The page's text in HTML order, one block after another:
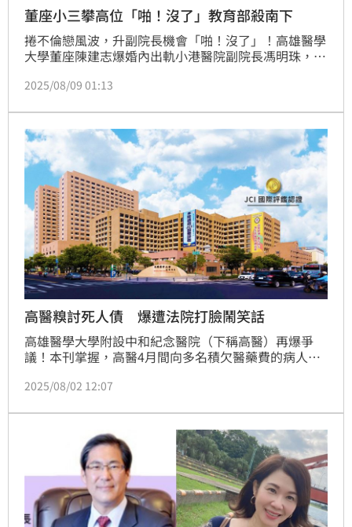
董座小三攀高位「啪！沒了」教育部殺南下
捲不倫戀風波，升副院長機會「啪！沒了」！高雄醫學
大學董座陳建志爆婚內出軌小港醫院副院長馮明珠，兩
了公開的秘密；時機點巧合，傳出馮明珠預計8月在陳
空；教育部昨（7）日派6名專員南下調查，內容還驚見
馮明珠疑似挪用計畫經費7500萬元買名牌包、化妝
品。黑料連環爆，疑似為了避風頭，馮明珠臉書緊急上
鎖。
2025/08/09 01:13
高醫糗討死人債 爆遭法院打臉鬧笑話
高雄醫學大學附設中和紀念醫院（下稱高醫）再爆爭
議！本刊掌握，高醫4月間向多名積欠醫藥費的病人發
雄院發現，這些高醫聲請支付命令的對象，竟都已往生
的住居所，就對死人發支付命令討債，此事不僅在高醫
內部議論，更在南部醫界傳開，鬧出大笑話。
2025/08/02 12:07